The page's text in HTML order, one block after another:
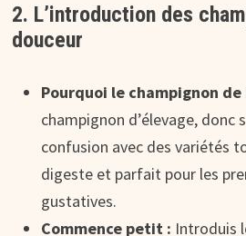
2. L’introduction des
douceur
Pourquoi le champignon de
champignon d’élevage, donc
confusion avec des variétés
digeste et parfait pour les
gustatives.
Commence petit : Introduis